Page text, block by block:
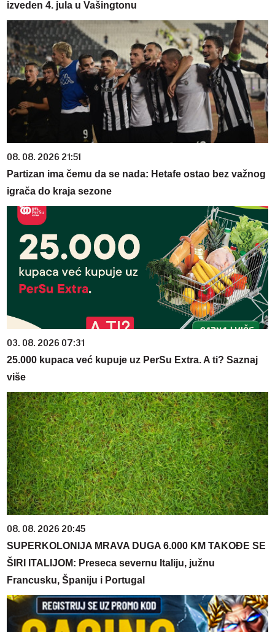
izveden 4. jula u Vašingtonu
08. 08. 2026 21:51
Partizan ima čemu da se nada: Hetafe ostao bez važnog
igrača do kraja sezone
03. 08. 2026 07:31
25.000 kupaca već kupuje uz PerSu Extra. A ti? Saznaj
više
08. 08. 2026 20:45
SUPERKOLONIJA MRAVA DUGA 6.000 KM TAKOĐE SE
ŠIRI ITALIJOM: Preseca severnu Italiju, južnu
Francusku, Španiju i Portugal